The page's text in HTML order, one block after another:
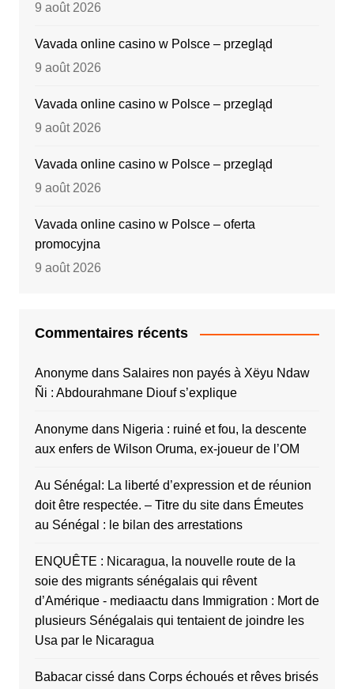
9 août 2026
Vavada online casino w Polsce – przegląd
9 août 2026
Vavada online casino w Polsce – przegląd
9 août 2026
Vavada online casino w Polsce – przegląd
9 août 2026
Vavada online casino w Polsce – oferta
promocyjna
9 août 2026
Commentaires récents
Anonymedans Salaires non payés à Xëyu Ndaw
Ñi : Abdourahmane Diouf s’explique
Anonymedans Nigeria : ruiné et fou, la descente
aux enfers de Wilson Oruma, ex-joueur de l’OM
Au Sénégal: La liberté d’expression et de réunion
doit être respectée. – Titre du sitedans Émeutes
au Sénégal : le bilan des arrestations
ENQUÊTE : Nicaragua, la nouvelle route de la
soie des migrants sénégalais qui rêvent
d’Amérique - mediaactu dans Immigration : Mort de
plusieurs Sénégalais qui tentaient de joindre les
Usa par le Nicaragua
Babacar cissédans Corps échoués et rêves brisés